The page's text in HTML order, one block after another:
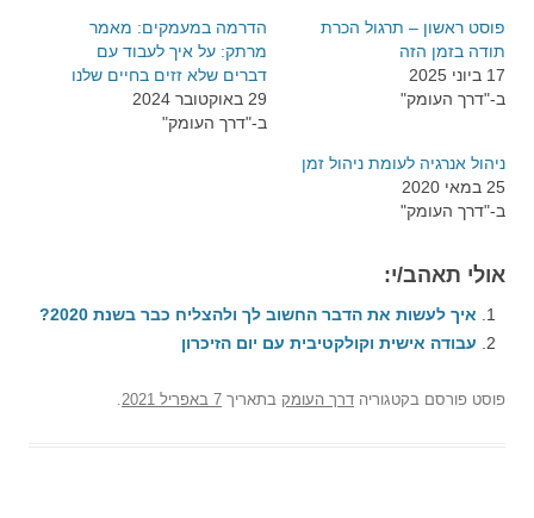
פוסט ראשון – תרגול הכרת
תודה בזמן הזה
17 ביוני 2025
ב-"דרך העומק"
הדרמה במעמקים: מאמר
מרתק: על איך לעבוד עם
דברים שלא זזים בחיים שלנו
29 באוקטובר 2024
ב-"דרך העומק"
ניהול אנרגיה לעומת ניהול זמן
25 במאי 2020
ב-"דרך העומק"
אולי תאהב/י:
איך לעשות את הדבר החשוב לך ולהצליח כבר בשנת 2020?
עבודה אישית וקולקטיבית עם יום הזיכרון
פוסט פורסם בקטגוריה דרך העומק בתאריך 7 באפריל 2021 .